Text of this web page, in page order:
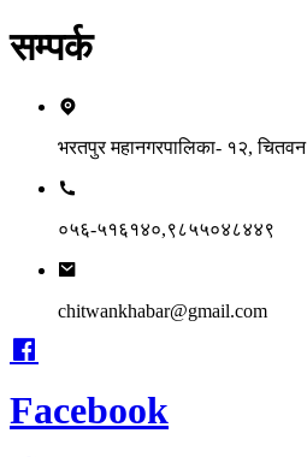
सम्पर्क
भरतपुर महानगरपालिका- १२, चितवन
०५६-५१६१४०,९८५५०४८४४९
chitwankhabar@gmail.com
Facebook